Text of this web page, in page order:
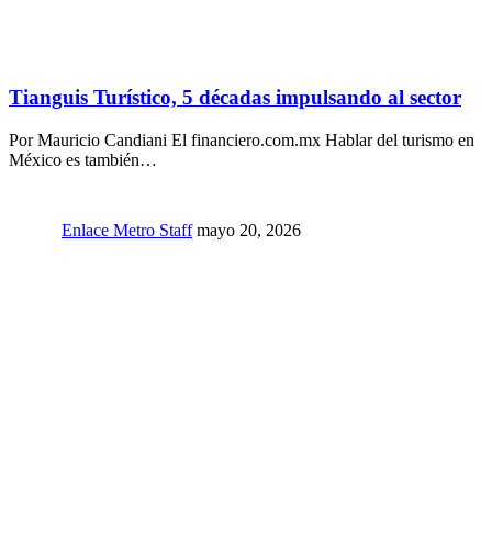
Tianguis Turístico, 5 décadas impulsando al sector
Por Mauricio Candiani El financiero.com.mx Hablar del turismo en
México es también…
Enlace Metro Staff mayo 20, 2026